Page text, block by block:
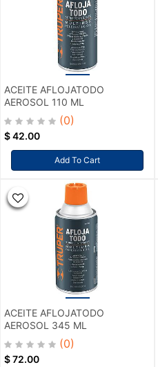
ACEITE AFLOJATODO
AEROSOL 110 ML
(0)
$42.00
Add To Cart
ACEITE AFLOJATODO
AEROSOL 345 ML
(0)
$72.00